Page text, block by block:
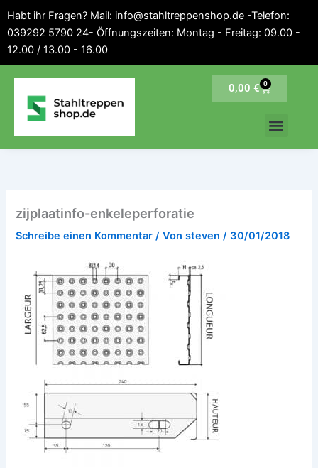
springen
Habt ihr Fragen? Mail: info@stahltreppenshop.de -Telefon:
039292 5790 24- Öffnungszeiten: Montag - Freitag: 09.00 -
12.00 / 13.00 - 16.00
0,00 € 0
Warenkorb
zijplaatinfo-enkeleperforatie
Schreibe einen Kommentar / Vonsteven/ 30/01/2018